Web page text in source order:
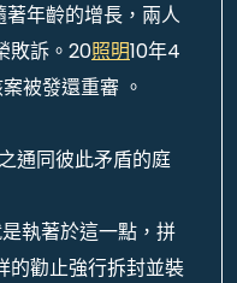
年齡的增長，兩人
敗訴。20照明10年4
被發還重審 。
通同彼此矛盾的庭
執著於這一點，拼
的勸止強行拆封並裝